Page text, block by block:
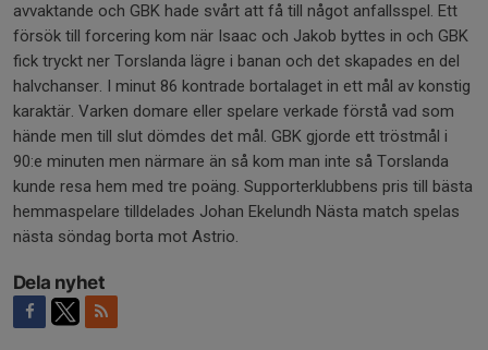
avvaktande och GBK hade svårt att få till något anfallsspel. Ett
försök till forcering kom när Isaac och Jakob byttes in och GBK
fick tryckt ner Torslanda lägre i banan och det skapades en del
halvchanser. I minut 86 kontrade bortalaget in ett mål av konstig
karaktär. Varken domare eller spelare verkade förstå vad som
hände men till slut dömdes det mål. GBK gjorde ett tröstmål i
90:e minuten men närmare än så kom man inte så Torslanda
kunde resa hem med tre poäng. Supporterklubbens pris till bästa
hemmaspelare tilldelades Johan Ekelundh Nästa match spelas
nästa söndag borta mot Astrio.
Dela nyhet